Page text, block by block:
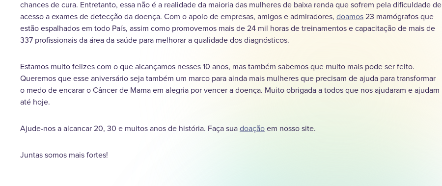
chances de cura. Entretanto, essa não é a realidade da maioria das mulheres de baixa renda que sofrem pela dificuldade de
acesso a exames de detecção da doença. Com o apoio de empresas, amigos e admiradores, doamos23 mamógrafos que
estão espalhados em todo País, assim como promovemos mais de 24 mil horas de treinamentos e capacitação de mais de
337 profissionais da área da saúde para melhorar a qualidade dos diagnósticos.
Estamos muito felizes com o que alcançamos nesses 10 anos, mas também sabemos que muito mais pode ser feito.
Queremos que esse aniversário seja também um marco para ainda mais mulheres que precisam de ajuda para transformar
o medo de encarar o Câncer de Mama em alegria por vencer a doença. Muito obrigada a todos que nos ajudaram e ajudam
até hoje.
Ajude-nos a alcancar 20, 30 e muitos anos de história. Faça suadoaçãoem nosso site.
Juntas somos mais fortes!